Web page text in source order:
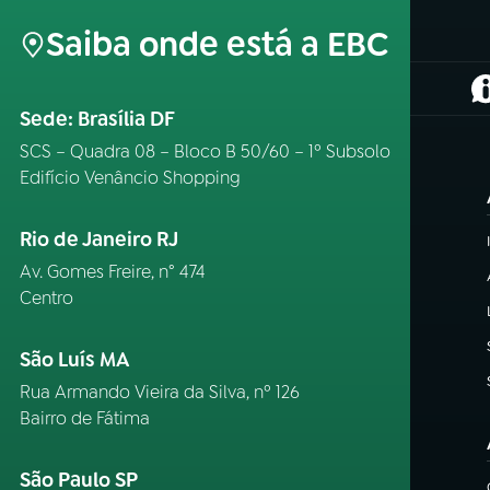
Saiba onde está a EBC
Sede: Brasília DF
SCS – Quadra 08 – Bloco B 50/60 – 1º Subsolo
Edifício Venâncio Shopping
Rio de Janeiro RJ
Av. Gomes Freire, n° 474
Centro
São Luís MA
Rua Armando Vieira da Silva, nº 126
Bairro de Fátima
São Paulo SP